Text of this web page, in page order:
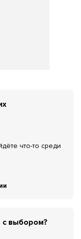
что-то среди
с выбором?